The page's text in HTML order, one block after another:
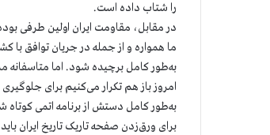
را شتاب داده است.
در مقابل، مقاومت ایران اولین طرفی
به‌طور کامل برچیده شود. اما متاسفانه
امروز باز هم تکرار می‌کنیم برای
به‌طور کامل دستش از برنامه اتمی
برای ورق‌زدن صفحه تاریک تاریخ ایران